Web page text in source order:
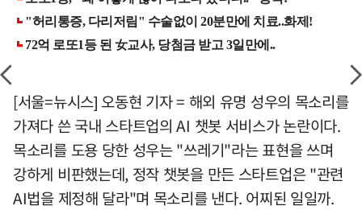
[서울=뉴시스] 오동현 기자 = 해외 유명 성우의 목소리를
가져다 쓴 국내 스타트업의 AI 챗봇 서비스가 논란이다.
목소리를 도용 당한 성우는 "쓰레기"라는 표현을 쓰며
강하게 비판했는데, 정작 챗봇을 만든 스타트업은 "관련
AI법을 제정해 달라"며 목소리를 낸다. 어찌된 일일까.